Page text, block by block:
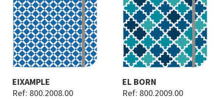
EIXAMPLE
Ref: 800.2008.00
EL BORN
Ref: 800.2009.00